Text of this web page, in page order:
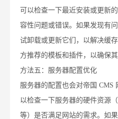
可以检查一下最近安装或更新
容性问题或错误。如果发现有
试卸载或更新它们，以解决缓
方推荐的模板和插件，以确保
方法五：服务器配置优化
服务器的配置也会对帝国 CMS
以检查一下服务器的硬件资源
等）是否满足网站的需求。如